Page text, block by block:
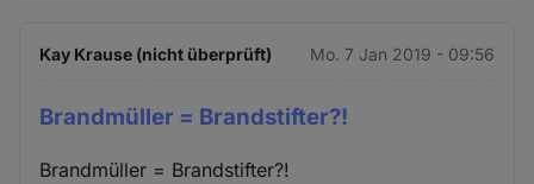
Kay Krause (nicht überprüft) Mo. 7 Jan 2019 - 09:56
Brandmüller = Brandstifter?!
Brandmüller = Brandstifter?!